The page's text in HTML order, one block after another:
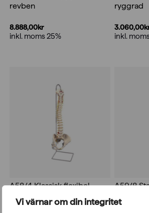
Vi värnar om din integritet
revben
8.888,00kr
inkl. moms 25%
ryggrad
3.060,00
inkl.
A58/4 Klassisk flexibel
ryggrad + A59/8
A59/8